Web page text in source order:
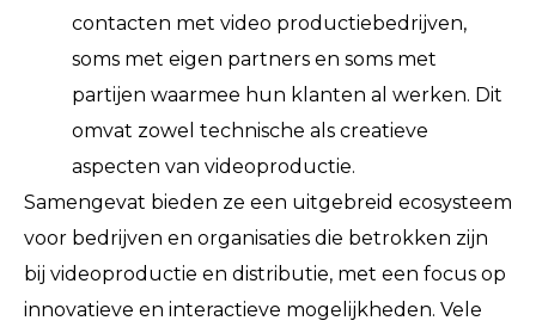
contacten met video productiebedrijven,
soms met eigen partners en soms met
partijen waarmee hun klanten al werken. Dit
omvat zowel technische als creatieve
aspecten van videoproductie.
Samengevat bieden ze een uitgebreid ecosysteem
voor bedrijven en organisaties die betrokken zijn
bij videoproductie en distributie, met een focus op
innovatieve en interactieve mogelijkheden. Vele